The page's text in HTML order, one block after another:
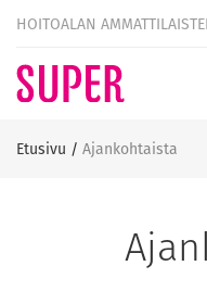
HOITOALAN
Etusivu / Ajankohtaista